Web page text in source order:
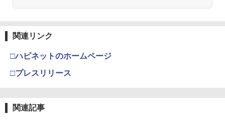
￥11,849
【純正品】Xbox ワイヤレス コントロー
4
(オリジナル特典:オリジナル巾着＋メー
カー特典:【坤と離】二振りの剣、十翼よ
関連リンク
□ハピネットのホームページ
□プレスリリース
関連記事